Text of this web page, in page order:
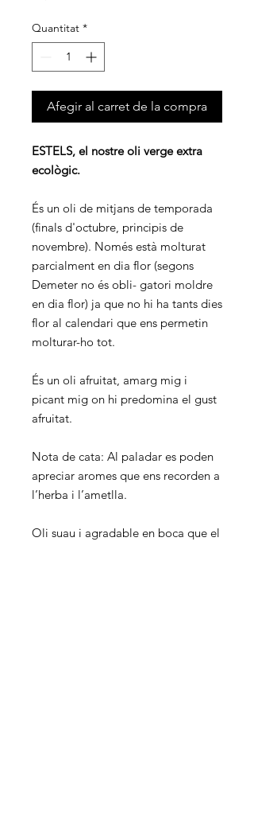
Quantitat *
Afegir al carret de la compra
ESTELS, el nostre oli verge extra
ecològic.
És un oli de mitjans de temporada
(finals d'octubre, principis de
novembre). Només està molturat
parcialment en dia flor (segons
Demeter no és obli- gatori moldre
en dia flor) ja que no hi ha tants dies
flor al calendari que ens permetin
molturar-ho tot.
És un oli afruitat, amarg mig i
picant mig on hi predomina el gust
afruitat.
Nota de cata: Al paladar es poden
apreciar aromes que ens recorden a
l’herba i l’ametlla.
Oli suau i agradable en boca que el